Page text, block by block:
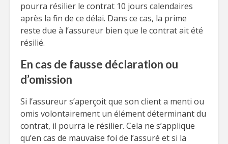
pourra résilier le contrat 10 jours calendaires
après la fin de ce délai. Dans ce cas, la prime
reste due à l’assureur bien que le contrat ait été
résilié.
En cas de fausse déclaration ou
d’omission
Si l’assureur s’aperçoit que son client a menti ou
omis volontairement un élément déterminant du
contrat, il pourra le résilier. Cela ne s’applique
qu’en cas de mauvaise foi de l’assuré et si la